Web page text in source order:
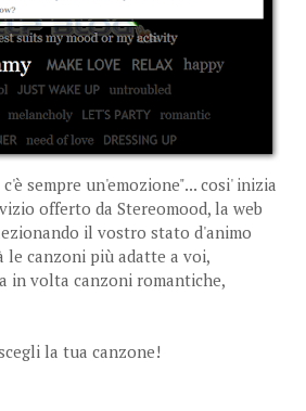
sempre un'emozione"... cosi' inizia
offerto da Stereomood, la web
il vostro stato d'animo
canzoni più adatte a voi,
in volta canzoni romantiche,
la tua canzone!